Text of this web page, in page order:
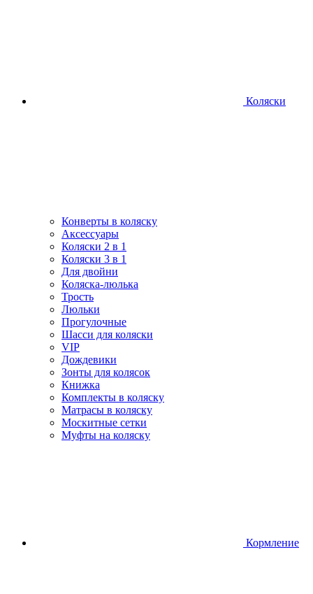
Коляски
Конверты в коляску
Аксессуары
Коляски 2 в 1
Коляски 3 в 1
Для двойни
Коляска-люлька
Трость
Люльки
Прогулочные
Шасси для коляски
VIP
Дождевики
Зонты для колясок
Книжка
Комплекты в коляску
Матрасы в коляску
Москитные сетки
Муфты на коляску
Кормление